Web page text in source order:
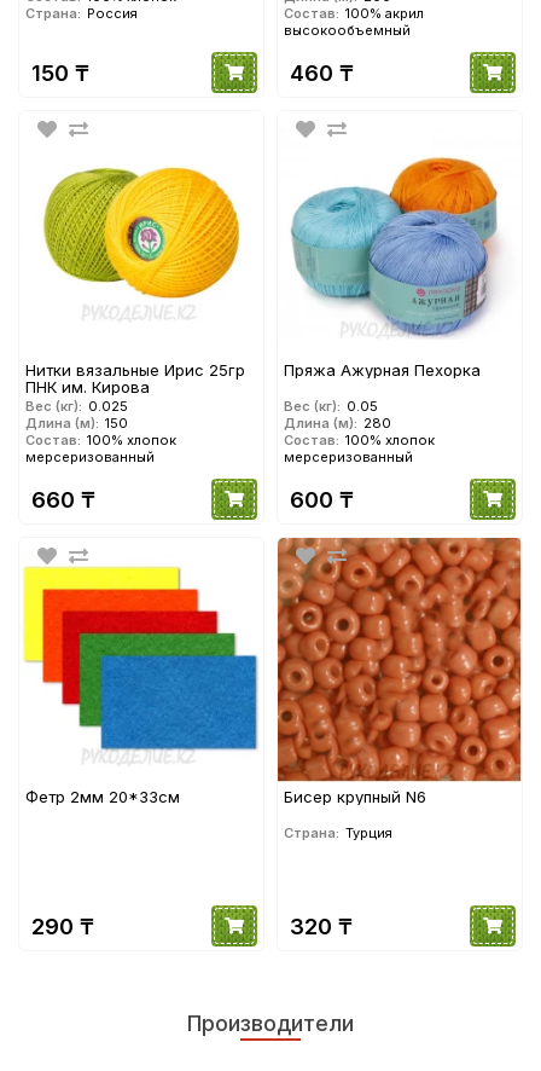
Страна: Россия
150 ₸
Состав: 100% акрил
высокообъемный
460 ₸
Нитки вязальные Ирис 25гр
ПНК им. Кирова
Вес (кг): 0.025
Длина (м): 150
Состав: 100% хлопок
мерсеризованный
660 ₸
Пряжа Ажурная Пехорка
Вес (кг): 0.05
Длина (м): 280
Состав: 100% хлопок
мерсеризованный
600 ₸
Фетр 2мм 20*33см
290 ₸
Бисер крупный N6
Страна: Турция
320 ₸
Производители